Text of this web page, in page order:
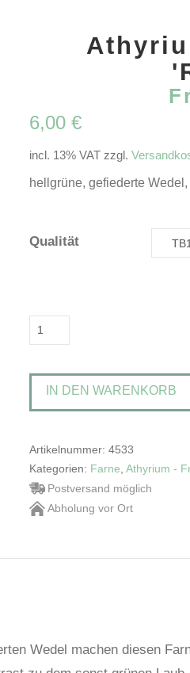
6,00 €
incl. 13% VAT zzgl.
hellgrüne, gefiederte
Qualität
Athyrium
filix-
femina
'Rotstiel'Frauenfarn
IN DEN WARENKORB
Artikelnummer: 4533
Kategorien: Farne Athyrium -
Postversand möglich
Abholung vor Ort
Wedel machen diesen